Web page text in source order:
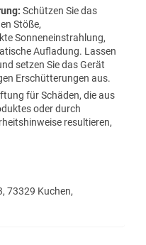
Schützen Sie das
Stöße,
Sonneneinstrahlung,
Aufladung. Lassen
setzen Sie das Gerät
Erschütterungen aus.
für Schäden, die aus
oder durch
resultieren,
73329 Kuchen,